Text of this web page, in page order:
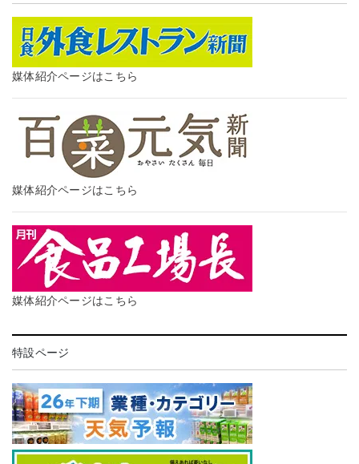
媒体紹介ページはこちら
媒体紹介ページはこちら
媒体紹介ページはこちら
特設ページ